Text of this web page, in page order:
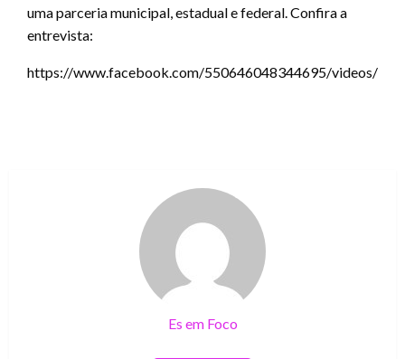
uma parceria municipal, estadual e federal. Confira a
entrevista:
https://www.facebook.com/550646048344695/videos/
Es em Foco